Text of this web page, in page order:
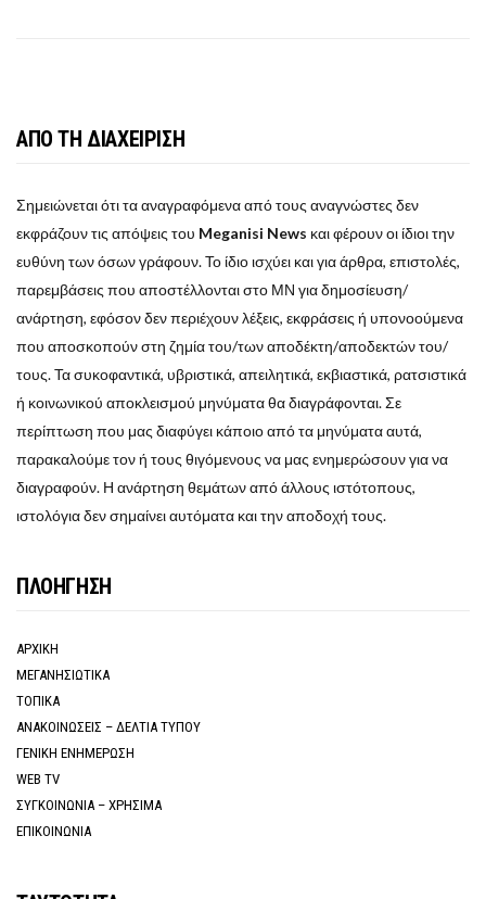
ΑΠΟ ΤΗ ΔΙΑΧΕΙΡΙΣΗ
Σημειώνεται ότι τα αναγραφόμενα από τους αναγνώστες δεν
εκφράζουν τις απόψεις του Meganisi News και φέρουν οι ίδιοι την
ευθύνη των όσων γράφουν. Το ίδιο ισχύει και για άρθρα, επιστολές,
παρεμβάσεις που αποστέλλονται στο ΜΝ για δημοσίευση/
ανάρτηση, εφόσον δεν περιέχουν λέξεις, εκφράσεις ή υπονοούμενα
που αποσκοπούν στη ζημία του/των αποδέκτη/αποδεκτών του/
τους. Τα συκοφαντικά, υβριστικά, απειλητικά, εκβιαστικά, ρατσιστικά
ή κοινωνικού αποκλεισμού μηνύματα θα διαγράφονται. Σε
περίπτωση που μας διαφύγει κάποιο από τα μηνύματα αυτά,
παρακαλούμε τον ή τους θιγόμενους να μας ενημερώσουν για να
διαγραφούν. Η ανάρτηση θεμάτων από άλλους ιστότοπους,
ιστολόγια δεν σημαίνει αυτόματα και την αποδοχή τους.
ΠΛΟΗΓΗΣΗ
ΑΡΧΙΚΗ
ΜΕΓΑΝΗΣΙΩΤΙΚΑ
ΤΟΠΙΚΑ
ΑΝΑΚΟΙΝΩΣΕΙΣ – ΔΕΛΤΙΑ ΤΥΠΟΥ
ΓΕΝΙΚΗ ΕΝΗΜΕΡΩΣΗ
WEB TV
ΣΥΓΚΟΙΝΩΝΙΑ – ΧΡΗΣΙΜΑ
ΕΠΙΚΟΙΝΩΝΙΑ